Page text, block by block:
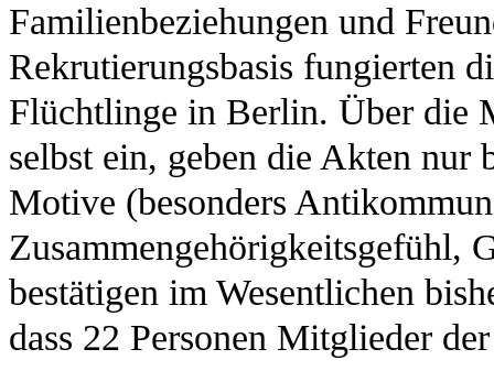
Familienbeziehungen und
Rekrutierungsbasis fungierten
Flüchtlinge in Berlin. Über die
selbst ein, geben die Akten nur
Motive (besonders
Zusammengehörigkeitsgefühl,
bestätigen im Wesentlichen
dass 22 Personen Mitglieder